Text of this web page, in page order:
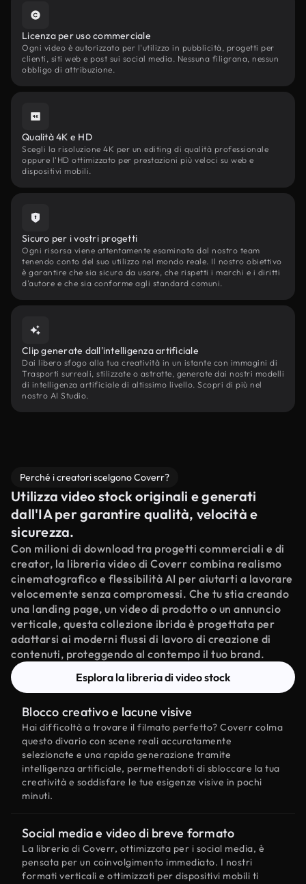
Licenza per uso commerciale
Ogni video è autorizzato per l'utilizzo in pubblicità, progetti per
clienti, siti web e post sui social media. Nessuna filigrana, nessun
obbligo di attribuzione.
Qualità 4K e HD
Scegli la risoluzione 4K per un editing di qualità professionale
oppure l'HD ottimizzato per prestazioni più veloci su web e
dispositivi mobili.
Sicuro per i vostri progetti
Ogni risorsa viene attentamente esaminata dal nostro team
tenendo conto del suo utilizzo nel mondo reale. Il nostro obiettivo
è garantire che sia sicura da usare, che rispetti i marchi e i diritti
d'autore e che sia conforme agli standard comuni.
Clip generate dall'intelligenza artificiale
Dai libero sfogo alla tua creatività in un istante con immagini di
Trasporti surreali, stilizzate o astratte, generate dai nostri modelli
di intelligenza artificiale di altissimo livello. Scopri di più nel
nostro AI Studio.
Perché i creatori scelgono Coverr?
Utilizza video stock originali e generati
dall'IA per garantire qualità, velocità e
sicurezza.
Con milioni di download tra progetti commerciali e di
creator, la libreria video di Coverr combina realismo
cinematografico e flessibilità AI per aiutarti a lavorare
velocemente senza compromessi. Che tu stia creando
una landing page, un video di prodotto o un annuncio
verticale, questa collezione ibrida è progettata per
adattarsi ai moderni flussi di lavoro di creazione di
contenuti, proteggendo al contempo il tuo brand.
Esplora la libreria di video stock
Blocco creativo e lacune visive
Hai difficoltà a trovare il filmato perfetto? Coverr colma
questo divario con scene reali accuratamente
selezionate e una rapida generazione tramite
intelligenza artificiale, permettendoti di sbloccare la tua
creatività e soddisfare le tue esigenze visive in pochi
minuti.
Social media e video di breve formato
La libreria di Coverr, ottimizzata per i social media, è
pensata per un coinvolgimento immediato. I nostri
formati verticali e ottimizzati per dispositivi mobili ti